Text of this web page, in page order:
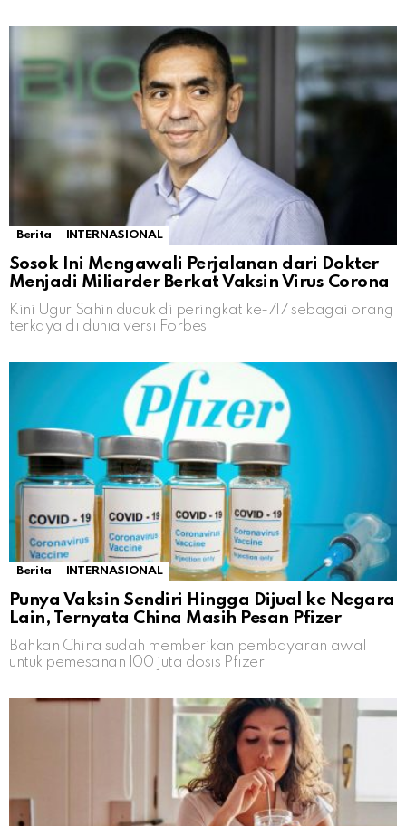
Berita INTERNASIONAL
Sosok Ini Mengawali Perjalanan dari Dokter
Menjadi Miliarder Berkat Vaksin Virus Corona
Kini Ugur Sahin duduk di peringkat ke-717 sebagai orang
terkaya di dunia versi Forbes
Berita INTERNASIONAL
Punya Vaksin Sendiri Hingga Dijual ke Negara
Lain, Ternyata China Masih Pesan Pfizer
Bahkan China sudah memberikan pembayaran awal
untuk pemesanan 100 juta dosis Pfizer